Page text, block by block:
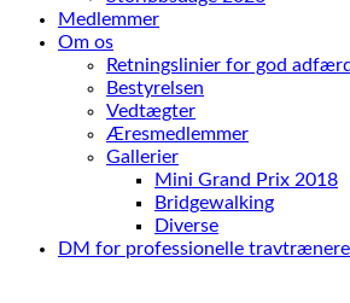
Medlemmer
Om os
Retningslinier for god
Bestyrelsen
Vedtægter
Æresmedlemmer
Gallerier
Mini Grand Prix 2018
Bridgewalking
Diverse
DM for professionelle travtrænere